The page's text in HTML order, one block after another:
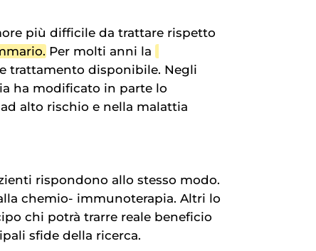
più difficile da trattare rispetto
. Per molti anni la
trattamento disponibile. Negli
ha modificato in parte lo
alto rischio e nella malattia
rispondono allo stesso modo.
chemio- immunoterapia. Altri lo
chi potrà trarre reale beneficio
sfide della ricerca.